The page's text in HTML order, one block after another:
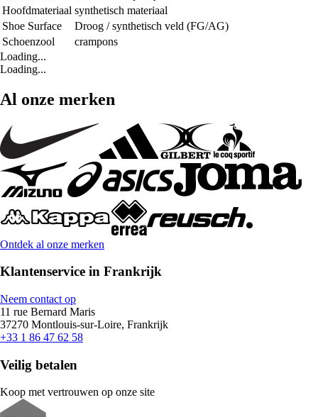
Hoofdmateriaal synthetisch materiaal
Shoe Surface
Droog / synthetisch veld (FG/AG)
Schoenzool
crampons
Loading...
Loading...
Al onze merken
Ontdek al onze merken
Klantenservice in Frankrijk
Neem contact op
11 rue Bernard Maris
37270 Montlouis-sur-Loire, Frankrijk
+33 1 86 47 62 58
Veilig betalen
Koop met vertrouwen op onze site